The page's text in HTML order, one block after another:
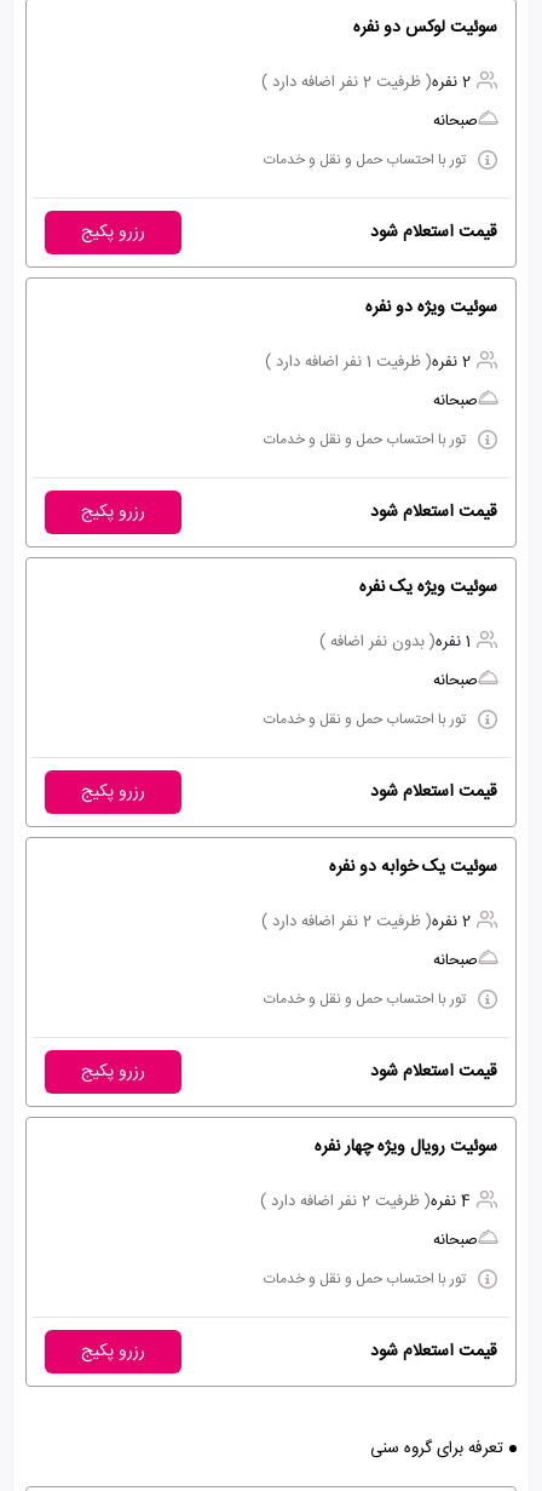
سوئیت لوكس دو نفره
2 نفره
( ظرفیت 2 نفر اضافه دارد )
صبحانه
تور با احتساب حمل و نقل و خدمات
قیمت استعلام شود رزرو پکیج
سوئیت ویژه دو نفره
2 نفره
( ظرفیت 1 نفر اضافه دارد )
صبحانه
تور با احتساب حمل و نقل و خدمات
قیمت استعلام شود رزرو پکیج
سوئیت ویژه یک نفره
1 نفره
( بدون نفر اضافه )
صبحانه
تور با احتساب حمل و نقل و خدمات
قیمت استعلام شود رزرو پکیج
سوئیت یک خوابه دو نفره
2 نفره
( ظرفیت 2 نفر اضافه دارد )
صبحانه
تور با احتساب حمل و نقل و خدمات
قیمت استعلام شود رزرو پکیج
سوئیت رویال ویژه چهار نفره
4 نفره
( ظرفیت 2 نفر اضافه دارد )
صبحانه
تور با احتساب حمل و نقل و خدمات
قیمت استعلام شود رزرو پکیج
تعرفه برای گروه سنی